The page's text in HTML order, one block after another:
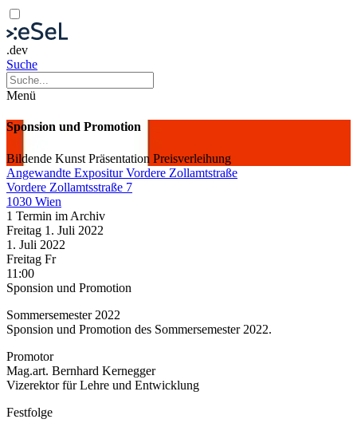
.dev
Suche
Menü
Sponsion und Promotion
Bildende Kunst Präsentation Preisverleihung
Angewandte Expositur Vordere Zollamtstraße
Vordere Zollamtsstraße 7
1030 Wien
1 Termin im Archiv
Freitag 1. Juli 2022
1. Juli 2022
Freitag Fr
11:00
Sponsion und Promotion
Sommersemester 2022
Sponsion und Promotion des Sommersemester 2022.
Promotor
Mag.art. Bernhard Kernegger
Vizerektor für Lehre und Entwicklung
Festfolge